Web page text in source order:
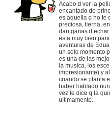
Acabo d ver la
encantado de
es aquella q no te
preciosa, tierna,
dan ganas d
esta muy bien
aventuras de
un solo momento
es una de las
la musica, los
impresionante) y
cuando se planta
haber hablado
vez le dice q la
ultimamente.